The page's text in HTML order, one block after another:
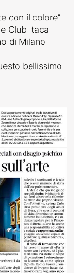
con il colore”
Club Itaca
di Milano
bellissimo